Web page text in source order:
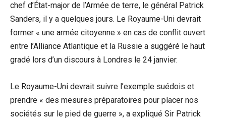
chef d’État-major de l’Armée de terre, le général Patrick
Sanders, il y a quelques jours. Le Royaume-Uni devrait
former « une armée citoyenne » en cas de conflit ouvert
entre l’Alliance Atlantique et la Russie a suggéré le haut
gradé lors d’un discours à Londres le 24 janvier.
Le Royaume-Uni devrait suivre l’exemple suédois et
prendre « des mesures préparatoires pour placer nos
sociétés sur le pied de guerre », a expliqué Sir Patrick